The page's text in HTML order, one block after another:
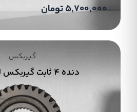
گیربکس جیلی می توان بدون بالا
سرعت دلخواه رسید و همچنین
خروج است خودرو را به صورت کامل
قرار می دهد.تنظیم جهت حرکت
موتور بدون حرکت خودرو از جمله
باشد. گیربکس در خودرو یکی
5,700,000 تومان
گیربکس
دنده ۴ ثابت گیربکس لیفان X60